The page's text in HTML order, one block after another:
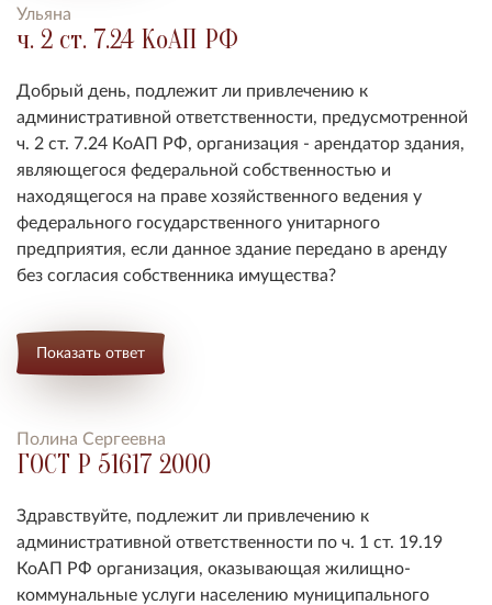
Ульяна
ч. 2 ст. 7.24 КоАП РФ
Добрый день, подлежит ли привлечению к
административной ответственности, предусмотренной
ч. 2 ст. 7.24 КоАП РФ, организация - арендатор здания,
являющегося федеральной собственностью и
находящегося на праве хозяйственного ведения у
федерального государственного унитарного
предприятия, если данное здание передано в аренду
без согласия собственника имущества?
Показать ответ
Полина Сергеевна
ГОСТ Р 51617 2000
Здравствуйте, подлежит ли привлечению к
административной ответственности по ч. 1 ст. 19.19
КоАП РФ организация, оказывающая жилищно-
коммунальные услуги населению муниципального